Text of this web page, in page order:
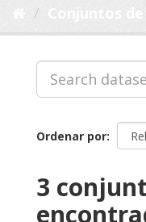
Ordenar por
3